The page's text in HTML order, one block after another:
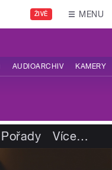
ŽIVĚ MENU
AUDIOARCHIV KAMERY
Pořady Více…